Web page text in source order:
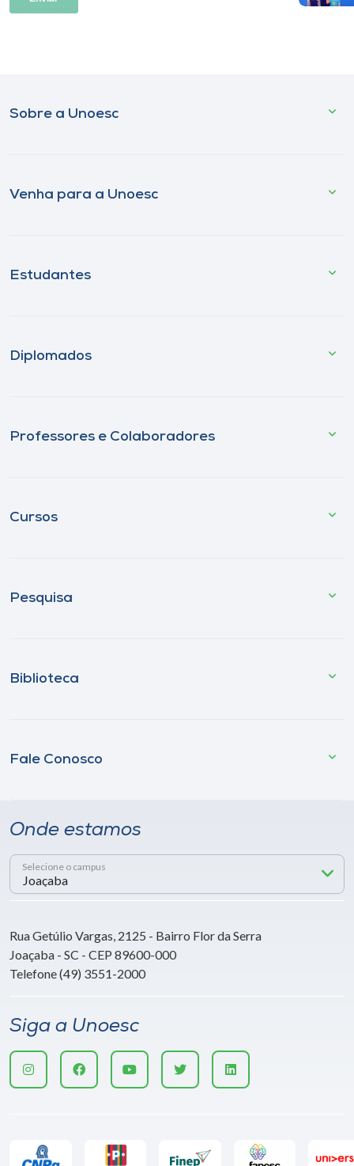
Sobre a Unoesc
Venha para a Unoesc
Estudantes
Diplomados
Professores e Colaboradores
Cursos
Pesquisa
Biblioteca
Fale Conosco
Onde estamos
Selecione o campus
Rua Getúlio Vargas, 2125 - Bairro Flor da Serra
Joaçaba - SC - CEP 89600-000
Telefone (49) 3551-2000
Siga a Unoesc